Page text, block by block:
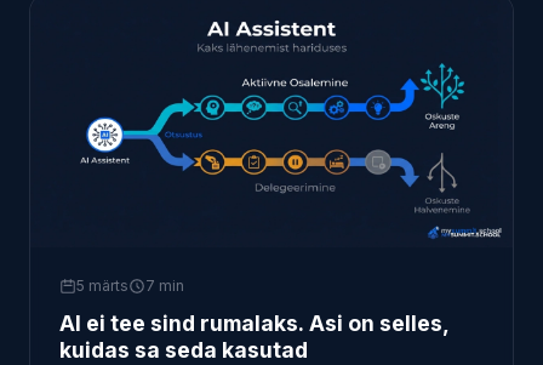
5 märts 7 min
AI ei tee sind rumalaks. Asi on selles,
kuidas sa seda kasutad